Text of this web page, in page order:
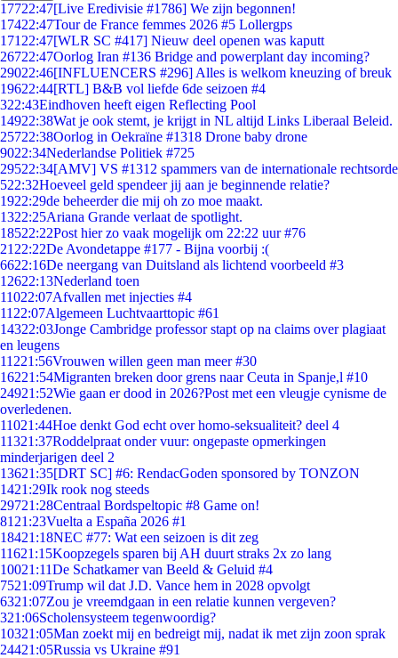
17722:47[Live Eredivisie #1786] We zijn begonnen!
17422:47Tour de France femmes 2026 #5 Lollergps
171 22:47[WLR SC #417] Nieuw deel openen was kaputt
26722:47Oorlog Iran #136 Bridge and powerplant day incoming?
29022:46[INFLUENCERS #296] Alles is welkom kneuzing of breuk
19622:44[RTL] B&B vol liefde 6de seizoen #4
322:43Eindhoven heeft eigen Reflecting Pool
14922:38Wat je ook stemt, je krijgt in NL altijd Links Liberaal Beleid.
25722:38Oorlog in Oekraïne #1318 Drone baby drone
9022:34Nederlandse Politiek #725
29522:34[AMV] VS #1312 spammers van de internationale rechtsorde
522:32Hoeveel geld spendeer jij aan je beginnende relatie?
1922:29de beheerder die mij oh zo moe maakt.
1322:25Ariana Grande verlaat de spotlight.
18522:22Post hier zo vaak mogelijk om 22:22 uur #76
21 22:22De Avondetappe #177 - Bijna voorbij :(
6622:16De neergang van Duitsland als lichtend voorbeeld #3
12622:13Nederland toen
11022:07Afvallen met injecties #4
11 22:07Algemeen Luchtvaarttopic #61
14322:03Jonge Cambridge professor stapt op na claims over plagiaat
en leugens
11221:56Vrouwen willen geen man meer #30
16221:54Migranten breken door grens naar Ceuta in Spanje,l #10
24921:52Wie gaan er dood in 2026?Post met een vleugje cynisme de
overledenen.
11021:44Hoe denkt God echt over homo-seksualiteit? deel 4
11321:37Roddelpraat onder vuur: ongepaste opmerkingen
minderjarigen deel 2
13621:35[DRT SC] #6: RendacGoden sponsored by TONZON
1421:29Ik rook nog steeds
29721:28Centraal Bordspeltopic #8 Game on!
81 21:23Vuelta a España 2026 #1
18421:18NEC #77: Wat een seizoen is dit zeg
11621:15Koopzegels sparen bij AH duurt straks 2x zo lang
10021:11De Schatkamer van Beeld & Geluid #4
7521:09Trump wil dat J.D. Vance hem in 2028 opvolgt
6321:07Zou je vreemdgaan in een relatie kunnen vergeven?
321:06Scholensysteem tegenwoordig?
10321:05Man zoekt mij en bedreigt mij, nadat ik met zijn zoon sprak
24421:05Russia vs Ukraine #91